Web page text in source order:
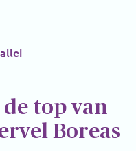
top van
Boreas